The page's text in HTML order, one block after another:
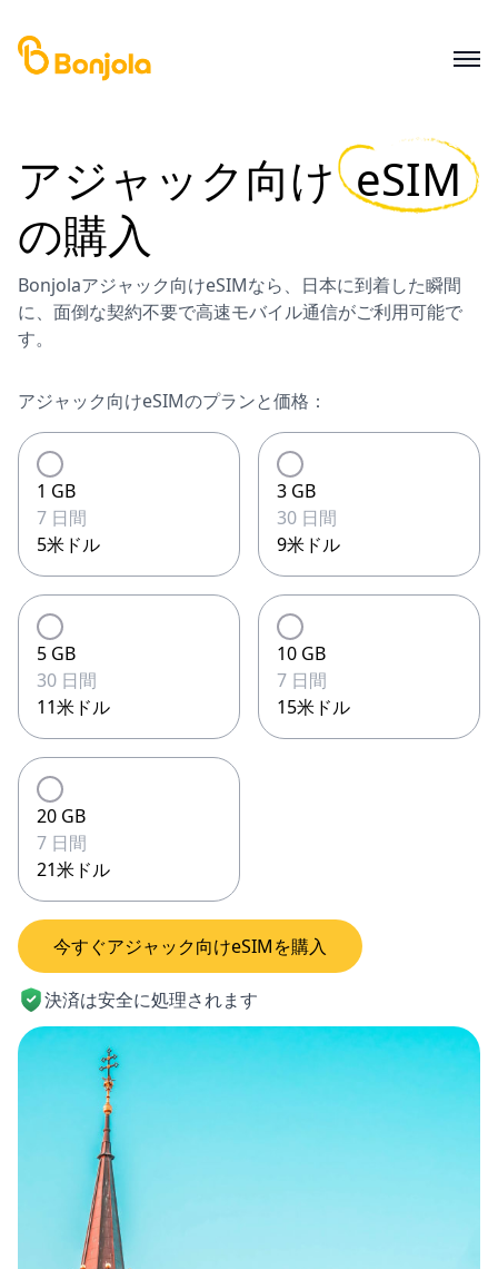
アジャック向け eSIM
の購入
Bonjolaアジャック向けeSIMなら、日本に到着した瞬間
に、面倒な契約不要で高速モバイル通信がご利用可能で
す。
アジャック向けeSIMのプランと価格：
1 GB
7 日間
5米ドル
3 GB
30 日間
9米ドル
5 GB
30 日間
11米ドル
10 GB
7 日間
15米ドル
20 GB
7 日間
21米ドル
今すぐアジャック向けeSIMを購入
決済は安全に処理されます